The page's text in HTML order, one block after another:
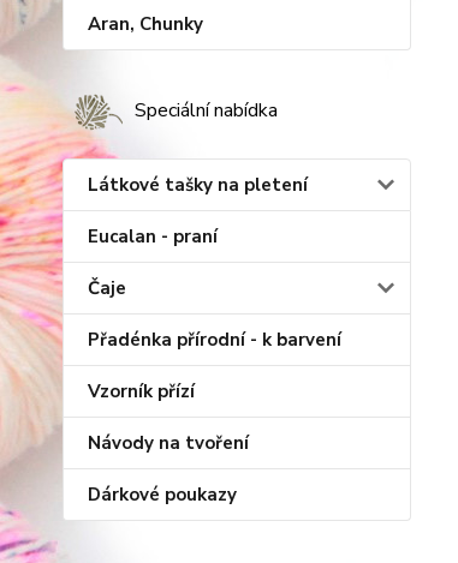
Aran, Chunky
Speciální nabídka
Látkové tašky na pletení
Eucalan - praní
Čaje
Přadénka přírodní - k barvení
Vzorník přízí
Návody na tvoření
Dárkové poukazy